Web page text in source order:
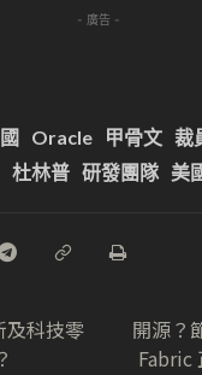
- 廣告 -
Oracle 甲骨文 裁
杜林普 研發團隊 美
及科技零
開源？
Fabric